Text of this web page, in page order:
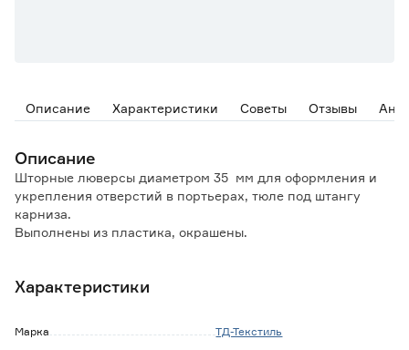
Описание Характеристики Советы Отзывы
Описание
Шторные люверсы диаметром 35 мм для оформления и
укрепления отверстий в портьерах, тюле под штангу
карниза.
Выполнены из пластика, окрашены.
уплотнительная лента.
крепления.
Характеристики
Марка ТД-Текстиль